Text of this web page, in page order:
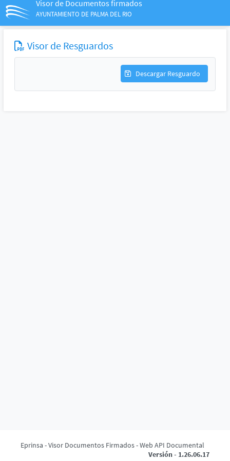
Visor de Documentos firmados
AYUNTAMIENTO DE PALMA DEL RIO
Visor de Resguardos
Descargar Resguardo
Eprinsa - Visor Documentos Firmados - Web API Documental
Versión - 1.26.06.17